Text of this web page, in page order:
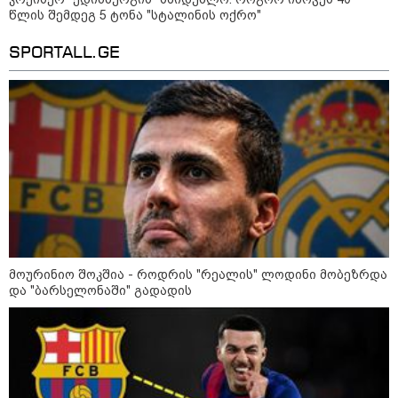
“არ მინდა, ბაიდენივით
სცენიდან გადავარდეს“ -
სახალისო შემთხვევის მოწმენი
გახდნენ
კატეგორიის ყველა სიახლე
აშშ-ის სენატმა რუსეთისა და
ირანის წინააღმდეგ სანქციების
ე.წ. „გრემის პაკეტს” მხარი
დაუჭირა
პაატა ზაქარეიშვილი - მეგონა,
სხვა ომზე ჰყვებოდა, რაც
ბარამიძემ თქვა, საერთო არ აქვს
წლის შემდეგ 5 ტონა "სტალინის ოქრო"
SPORTALL.GE
მოურინიო შოკშია - როდრის "რეალის" ლოდინი მობეზრდა
და "ბარსელონაში" გადადის